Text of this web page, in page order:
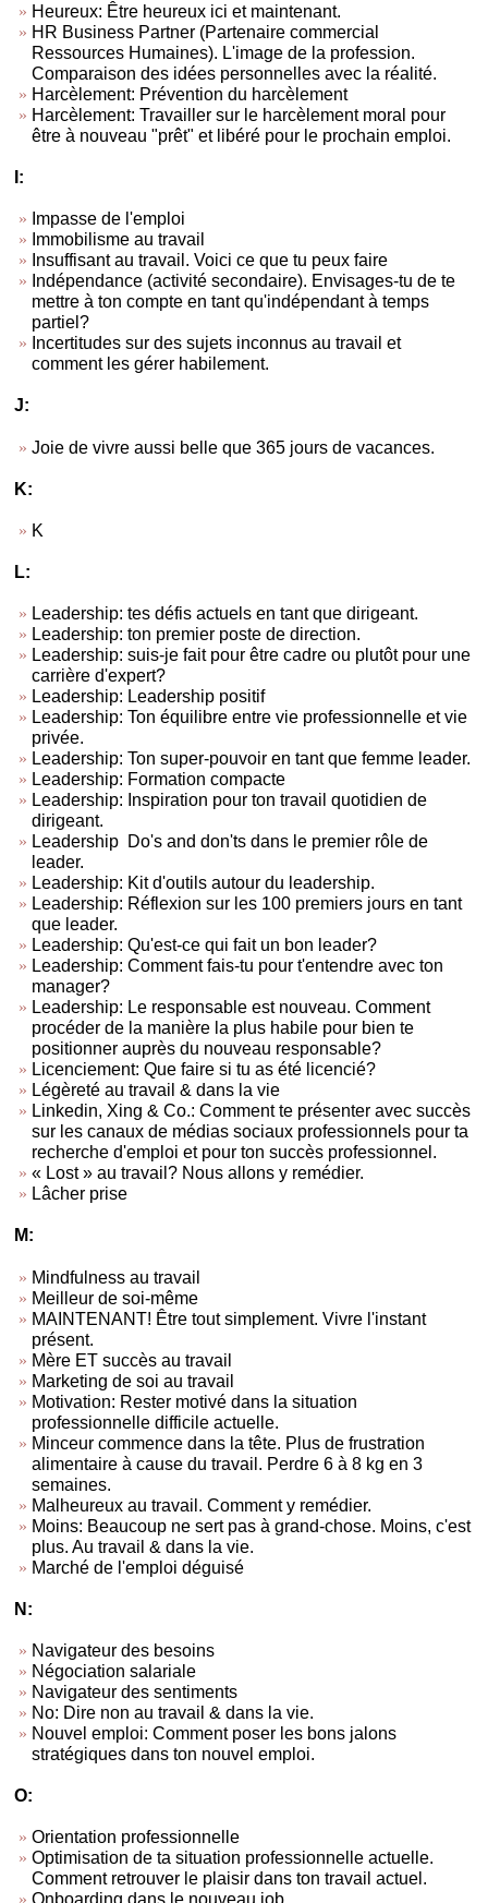
Heureux: Être heureux ici et maintenant.
HR Business Partner (Partenaire commercial
Ressources Humaines). L'image de la profession.
Comparaison des idées personnelles avec la réalité.
Harcèlement: Prévention du harcèlement
Harcèlement: Travailler sur le harcèlement moral pour
être à nouveau "prêt" et libéré pour le prochain emploi.
I:
Impasse de l'emploi
Immobilisme au travail
Insuffisant au travail. Voici ce que tu peux faire
Indépendance (activité secondaire). Envisages-tu de te
mettre à ton compte en tant qu'indépendant à temps
partiel?
Incertitudes sur des sujets inconnus au travail et
comment les gérer habilement.
J:
Joie de vivre aussi belle que 365 jours de vacances.
K:
K
L:
Leadership: tes défis actuels en tant que dirigeant.
Leadership: ton premier poste de direction.
Leadership: suis-je fait pour être cadre ou plutôt pour une
carrière d'expert?
Leadership: Leadership positif
Leadership: Ton équilibre entre vie professionnelle et vie
privée.
Leadership: Ton super-pouvoir en tant que femme leader.
Leadership: Formation compacte
Leadership: Inspiration pour ton travail quotidien de
dirigeant.
Leadership Do's and don'ts dans le premier rôle de
leader.
Leadership: Kit d'outils autour du leadership.
Leadership: Réflexion sur les 100 premiers jours en tant
que leader.
Leadership: Qu'est-ce qui fait un bon leader?
Leadership: Comment fais-tu pour t'entendre avec ton
manager?
Leadership: Le responsable est nouveau. Comment
procéder de la manière la plus habile pour bien te
positionner auprès du nouveau responsable?
Licenciement: Que faire si tu as été licencié?
Légèreté au travail & dans la vie
Linkedin, Xing & Co.: Comment te présenter avec succès
sur les canaux de médias sociaux professionnels pour ta
recherche d'emploi et pour ton succès professionnel.
« Lost » au travail? Nous allons y remédier.
Lâcher prise
M:
Mindfulness au travail
Meilleur de soi-même
MAINTENANT! Être tout simplement. Vivre l'instant
présent.
Mère ET succès au travail
Marketing de soi au travail
Motivation: Rester motivé dans la situation
professionnelle difficile actuelle.
Minceur commence dans la tête. Plus de frustration
alimentaire à cause du travail. Perdre 6 à 8 kg en 3
semaines.
Malheureux au travail. Comment y remédier.
Moins: Beaucoup ne sert pas à grand-chose. Moins, c'est
plus. Au travail & dans la vie.
Marché de l'emploi déguisé
N:
Navigateur des besoins
Négociation salariale
Navigateur des sentiments
No: Dire non au travail & dans la vie.
Nouvel emploi: Comment poser les bons jalons
stratégiques dans ton nouvel emploi.
O:
Orientation professionnelle
Optimisation de ta situation professionnelle actuelle.
Comment retrouver le plaisir dans ton travail actuel.